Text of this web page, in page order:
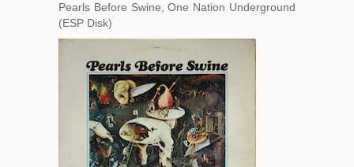
Pearls Before Swine, One Nation Underground
(ESP Disk)